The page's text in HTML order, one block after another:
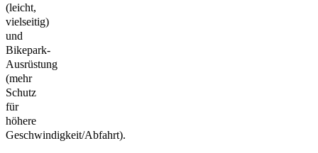
(leicht,
vielseitig)
und
Bikepark-
Ausrüstung
(mehr
Schutz
für
höhere
Geschwindigkeit/Abfahrt).